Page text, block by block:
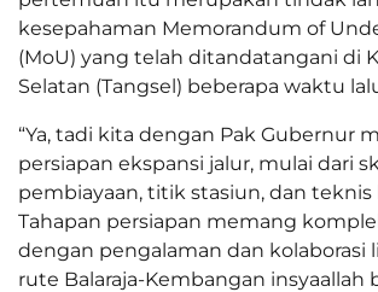
kesepahaman Memorandum of
(MoU) yang telah ditandatangani di
Selatan (Tangsel) beberapa waktu
“Ya, tadi kita dengan Pak Gubernur
persiapan ekspansi jalur, mulai dari
pembiayaan, titik stasiun, dan teknis
Tahapan persiapan memang
dengan pengalaman dan kolaborasi
rute Balaraja-Kembangan insyaallah